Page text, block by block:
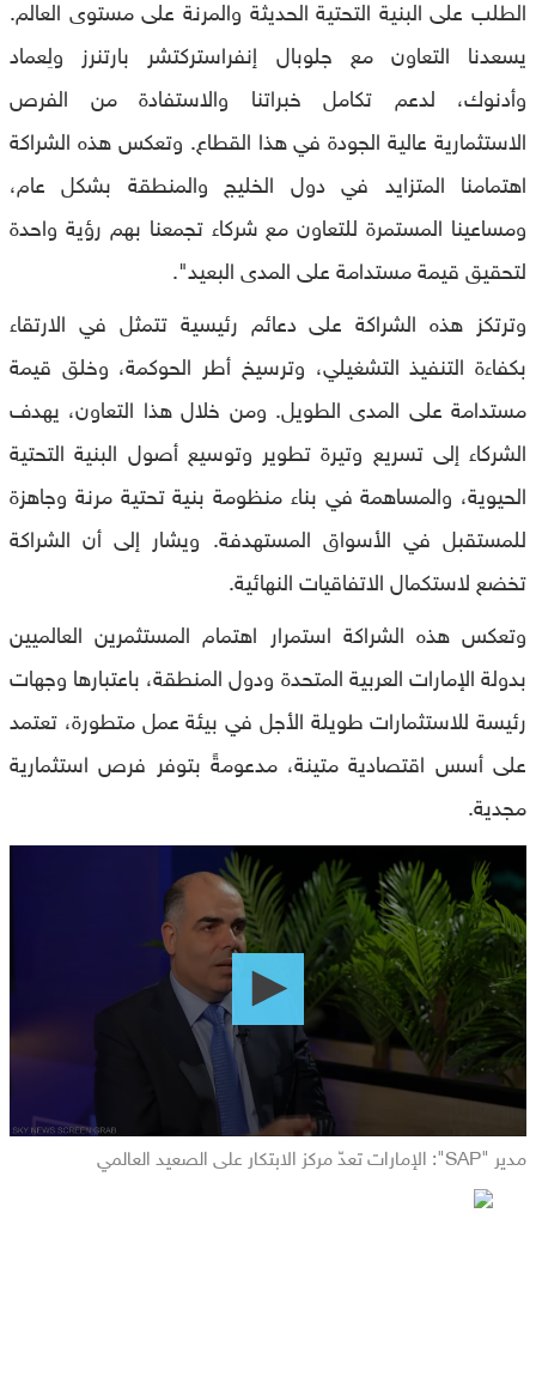
الطلب على البنية التحتية الحديثة والمرنة على مستوى العالم.
يسعدنا التعاون مع جلوبال إنفراستركتشر بارتنرز ولِعماد
وأدنوك، لدعم تكامل خبراتنا والاستفادة من الفرص
الاستثمارية عالية الجودة في هذا القطاع. وتعكس هذه الشراكة
اهتمامنا المتزايد في دول الخليج والمنطقة بشكل عام،
ومساعينا المستمرة للتعاون مع شركاء تجمعنا بهم رؤية واحدة
لتحقيق قيمة مستدامة على المدى البعيد".
وترتكز هذه الشراكة على دعائم رئيسية تتمثل في الارتقاء
بكفاءة التنفيذ التشغيلي، وترسيخ أطر الحوكمة، وخلق قيمة
مستدامة على المدى الطويل. ومن خلال هذا التعاون، يهدف
الشركاء إلى تسريع وتيرة تطوير وتوسيع أصول البنية التحتية
الحيوية، والمساهمة في بناء منظومة بنية تحتية مرنة وجاهزة
للمستقبل في الأسواق المستهدفة. ويشار إلى أن الشراكة
تخضع لاستكمال الاتفاقيات النهائية.
وتعكس هذه الشراكة استمرار اهتمام المستثمرين العالميين
بدولة الإمارات العربية المتحدة ودول المنطقة، باعتبارها وجهات
رئيسة للاستثمارات طويلة الأجل في بيئة عمل متطورة، تعتمد
على أسس اقتصادية متينة، مدعومةً بتوفر فرص استثمارية
مجدية.
مدير "SAP": الإمارات تعدّ مركز الابتكار على الصعيد العالمي